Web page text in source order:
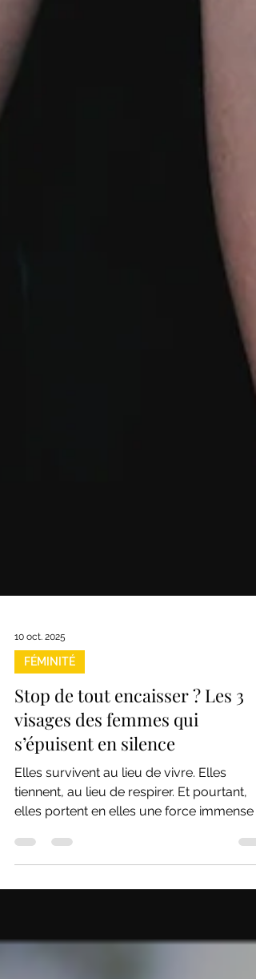
10 oct. 2025
FÉMINITÉ
Stop de tout encaisser ? Les 3
visages des femmes qui
s’épuisent en silence
Elles survivent au lieu de vivre. Elles
la capacité de renaître.